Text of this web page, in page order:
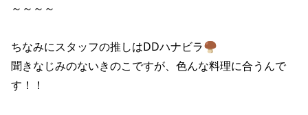
～～～～
ちなみにスタッフの推しはDDハナビラ🍄‍🟫
聞きなじみのないきのこですが、色んな料理に合うんで
す！！